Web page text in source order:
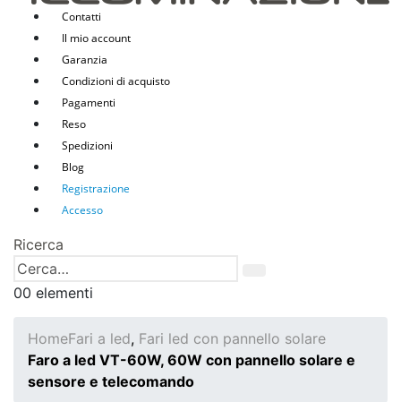
Contatti
Il mio account
Garanzia
Condizioni di acquisto
Pagamenti
Reso
Spedizioni
Blog
Registrazione
Accesso
Ricerca
00 elementi
HomeFari a led, Fari led con pannello solare
Faro a led VT-60W, 60W con pannello solare e
sensore e telecomando